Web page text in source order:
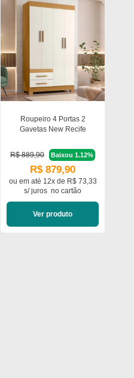
Roupeiro 4 Portas 2
Gavetas New Recife
R$ 889,90 Baixou 1.12%
R$ 879,90
ou ematé 12x de R$ 73,33
s/ juros no cartão
Ver produto